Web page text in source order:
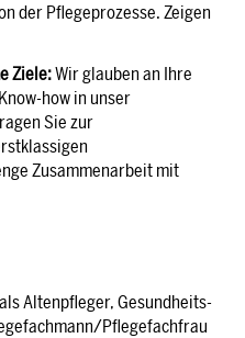
der Pflegeprozesse. Zeigen
Ziele:Wir glauben an Ihre
how in unser
Sie zur
Zusammenarbeit mit
Altenpfleger, Gesundheits-
Pflegefachfrau